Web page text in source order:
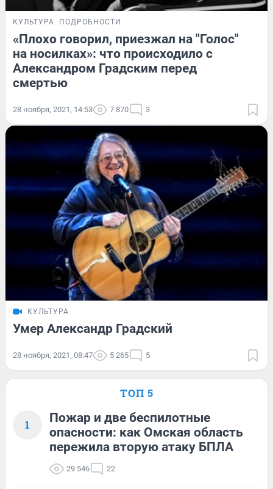
КУЛЬТУРА ПОДРОБНОСТИ
«Плохо говорил, приезжал на "Голос"
на носилках»: что происходило с
Александром Градским перед
смертью
28 ноября, 2021, 14:53 7 870 3
КУЛЬТУРА
Умер Александр Градский
28 ноября, 2021, 08:47 5 265 5
ТОП 5
1
Пожар и две беспилотные
опасности: как Омская область
пережила вторую атаку БПЛА
29 546 22